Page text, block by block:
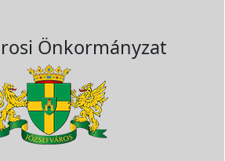
Önkormányzat